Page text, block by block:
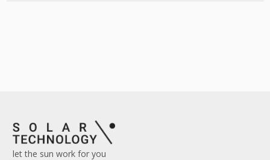
let the sun work for you